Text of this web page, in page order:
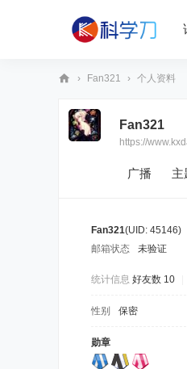
学
› Fan321 › 个人资料
Fan321
https://
广播 主
Fan321(UID: 45146)
邮箱状态
未验证
统计信息 好友数 10
性别 保密
勋章